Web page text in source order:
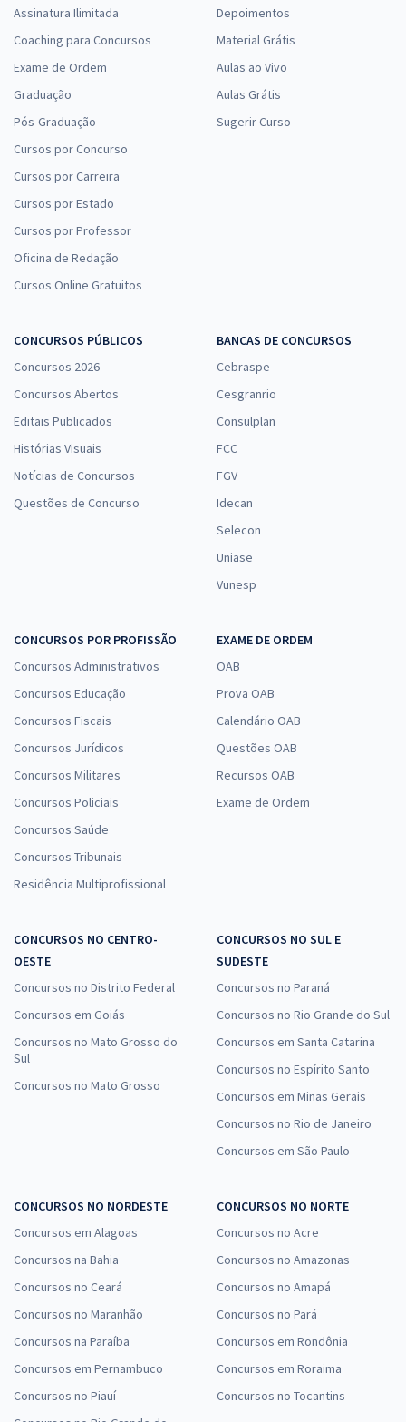
Assinatura Ilimitada
Coaching para Concursos
Exame de Ordem
Graduação
Pós-Graduação
Cursos por Concurso
Cursos por Carreira
Cursos por Estado
Cursos por Professor
Oficina de Redação
Cursos Online Gratuitos
Depoimentos
Material Grátis
Aulas ao Vivo
Aulas Grátis
Sugerir Curso
CONCURSOS PÚBLICOS
Concursos 2026
Concursos Abertos
Editais Publicados
Histórias Visuais
Notícias de Concursos
Questões de Concurso
BANCAS DE CONCURSOS
Cebraspe
Cesgranrio
Consulplan
FCC
FGV
Idecan
Selecon
Uniase
Vunesp
CONCURSOS POR PROFISSÃO
Concursos Administrativos
Concursos Educação
Concursos Fiscais
Concursos Jurídicos
Concursos Militares
Concursos Policiais
Concursos Saúde
Concursos Tribunais
Residência Multiprofissional
EXAME DE ORDEM
OAB
Prova OAB
Calendário OAB
Questões OAB
Recursos OAB
Exame de Ordem
CONCURSOS NO CENTRO-
OESTE
Concursos no Distrito Federal
Concursos em Goiás
Concursos no Mato Grosso do
Sul
Concursos no Mato Grosso
CONCURSOS NO SUL E
SUDESTE
Concursos no Paraná
Concursos no Rio Grande do Sul
Concursos em Santa Catarina
Concursos no Espírito Santo
Concursos em Minas Gerais
Concursos no Rio de Janeiro
Concursos em São Paulo
CONCURSOS NO NORDESTE
Concursos em Alagoas
Concursos na Bahia
Concursos no Ceará
Concursos no Maranhão
Concursos na Paraíba
Concursos em Pernambuco
Concursos no Piauí
CONCURSOS NO NORTE
Concursos no Acre
Concursos no Amazonas
Concursos no Amapá
Concursos no Pará
Concursos em Rondônia
Concursos em Roraima
Concursos no Tocantins